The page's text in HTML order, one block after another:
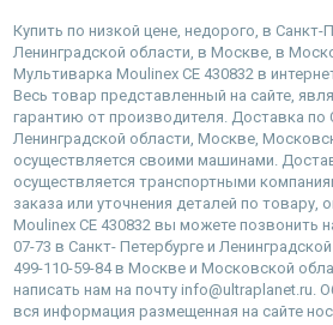
Купить по низкой цене, недорого, в Санкт-
Ленинградской области, в Москве, в
Мультиварка Moulinex CE 430832 в
Весь товар представленный на сайте,
гарантию от производителя. Доставка по
Ленинградской области, Москве,
осуществляется своими машинами.
осуществляется транспортными
заказа или уточнения деталей по товару,
Moulinex CE 430832 вы можете позвонить
07-73 в Санкт- Петербурге и
499-110-59-84 в Москве и Московской
написать нам на почту info@ultraplanet.ru.
вся информация размещенная на сайте